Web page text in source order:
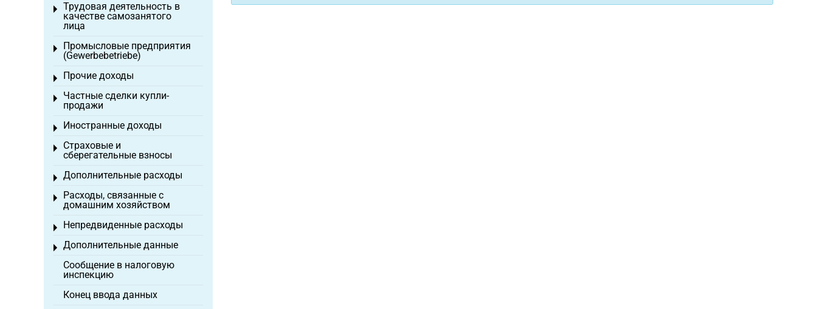
Трудовая деятельность в
качестве самозанятого
лица
Toggle menu
Промысловые предприятия
(Gewerbebetriebe)
Toggle menu
Прочие доходы
Toggle menu
Частные сделки купли-
продажи
Toggle menu
Иностранные доходы
Toggle menu
Страховые и
сберегательные взносы
Toggle menu
Дополнительные расходы
Toggle menu
Расходы, связанные с
домашним хозяйством
Toggle menu
Непредвиденные расходы
Toggle menu
Дополнительные данные
Toggle menu
Сообщение в налоговую
инспекцию
Конец ввода данных